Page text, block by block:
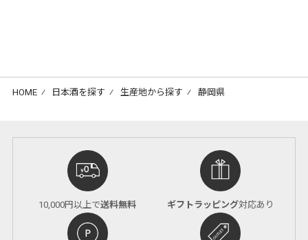
HOME ⁄ 日本酒を探す ⁄ 生産地から探す ⁄ 静岡県
10,000円以上で送料無料 ギフトラッピング対応あり